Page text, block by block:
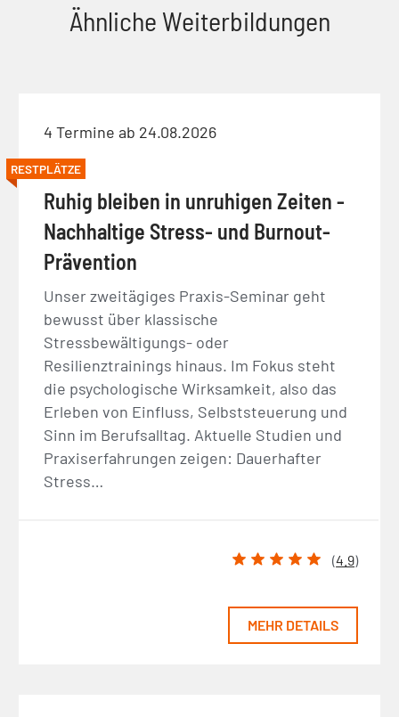
Ähnliche Weiterbildungen
4 Termine ab 24.08.2026
RESTPLÄTZE
Ruhig bleiben in unruhigen Zeiten -
Nachhaltige Stress- und Burnout-
Prävention
Unser zweitägiges Praxis-Seminar geht
bewusst über klassische
Stressbewältigungs- oder
Resilienztrainings hinaus. Im Fokus steht
die psychologische Wirksamkeit, also das
Erleben von Einfluss, Selbststeuerung und
Sinn im Berufsalltag. Aktuelle Studien und
Praxiserfahrungen zeigen: Dauerhafter
Stress…
(4.9)
MEHR DETAILS